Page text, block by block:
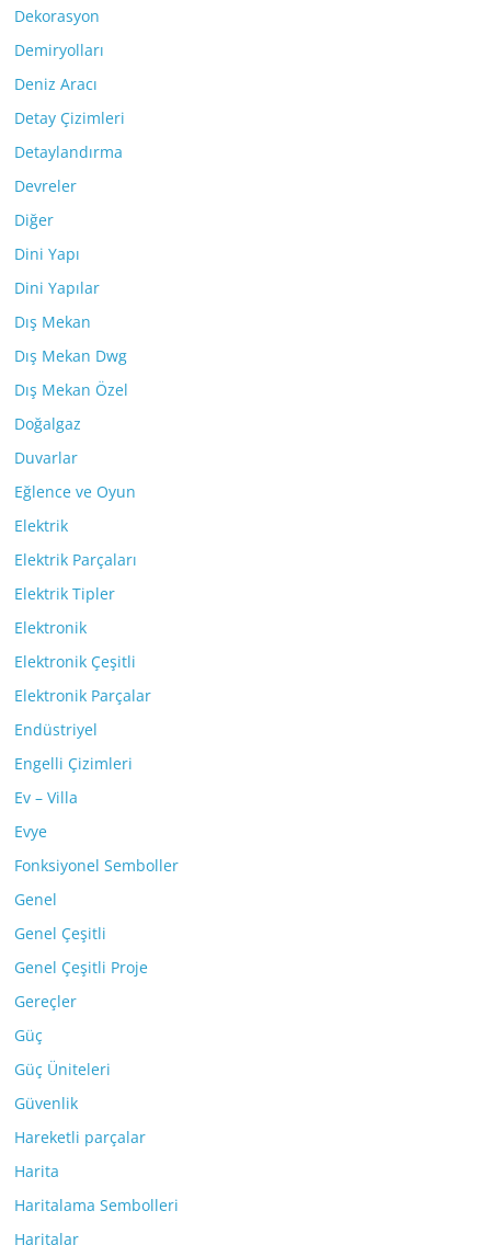
Dekorasyon
Demiryolları
Deniz Aracı
Detay Çizimleri
Detaylandırma
Devreler
Diğer
Dini Yapı
Dini Yapılar
Dış Mekan
Dış Mekan Dwg
Dış Mekan Özel
Doğalgaz
Duvarlar
Eğlence ve Oyun
Elektrik
Elektrik Parçaları
Elektrik Tipler
Elektronik
Elektronik Çeşitli
Elektronik Parçalar
Endüstriyel
Engelli Çizimleri
Ev – Villa
Evye
Fonksiyonel Semboller
Genel
Genel Çeşitli
Genel Çeşitli Proje
Gereçler
Güç
Güç Üniteleri
Güvenlik
Hareketli parçalar
Harita
Haritalama Sembolleri
Haritalar